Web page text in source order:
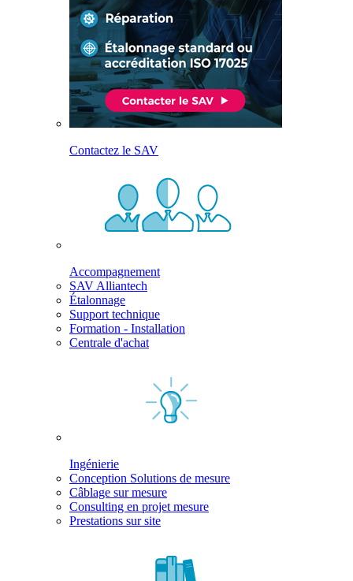
Contactez le SAV
Accompagnement
SAV Alliantech
Étalonnage
Support technique
Formation - Installation
Centrale d'achat
Ingénierie
Conception Solutions de mesure
Câblage sur mesure
Consulting en projet mesure
Prestations sur site